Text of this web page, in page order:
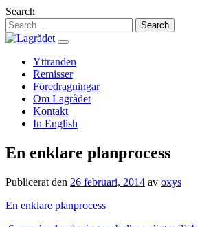
Hoppa
till
innehåll
Search
Yttranden
Remisser
Föredragningar
Om Lagrådet
Kontakt
In English
En enklare planprocess
Publicerat den 26 februari, 2014 av oxys
En enklare planprocess